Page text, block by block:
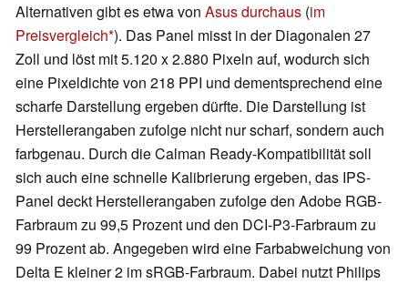
Alternativen gibt es etwa von Asus durchaus (im
Preisvergleich ). Das Panel misst in der Diagonalen 27
Zoll und löst mit 5.120 x 2.880 Pixeln auf, wodurch sich
eine Pixeldichte von 218 PPI und dementsprechend eine
scharfe Darstellung ergeben dürfte. Die Darstellung ist
Herstellerangaben zufolge nicht nur scharf, sondern auch
farbgenau. Durch die Calman Ready-Kompatibilität soll
sich auch eine schnelle Kalibrierung ergeben, das IPS-
Panel deckt Herstellerangaben zufolge den Adobe RGB-
Farbraum zu 99,5 Prozent und den DCI-P3-Farbraum zu
99 Prozent ab. Angegeben wird eine Farbabweichung von
Delta E kleiner 2 im sRGB-Farbraum. Dabei nutzt Philips